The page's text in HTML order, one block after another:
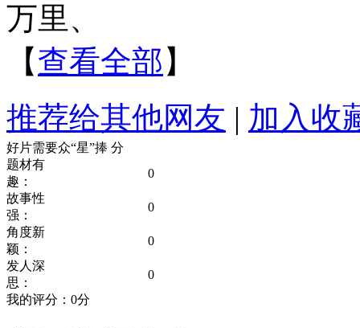
万里、
【查看全部 】
推荐给其他网友 | 加入收
好片需要众“星”捧 分
题材有
趣：
0
故事性
强：
0
角度新
颖：
0
发人深
思：
0
我的评分： 0分